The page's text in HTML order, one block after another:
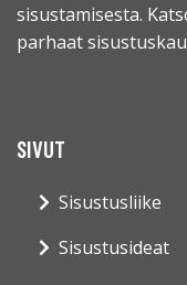
sisustamisesta.
parhaat
SIVUT
Sisustusliike
Sisustusideat